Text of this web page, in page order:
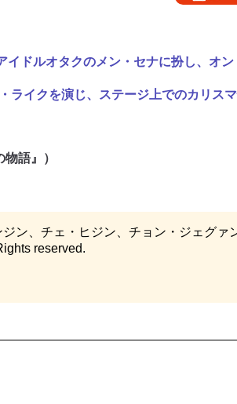
ドルオタクのメン・セナに扮し、オ
イクを演じ、ステージ上でのカリス
語』）
ン、チェ・ヒジン、チョン・ジェグァ
reserved.